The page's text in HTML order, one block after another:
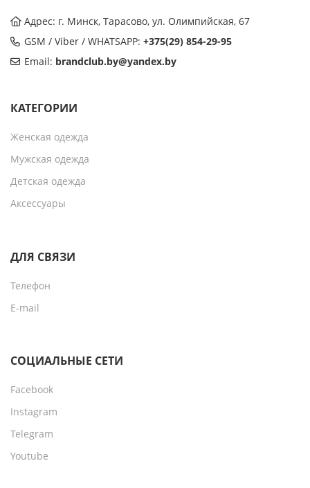
Адрес: г. Минск, Тарасово, ул. Олимпийская, 67
GSM / Viber / WHATSAPP: +375(29) 854-29-95
Email: brandclub.by@yandex.by
КАТЕГОРИИ
Женская одежда
Мужская одежда
Детская одежда
Аксессуары
ДЛЯ СВЯЗИ
Телефон
E-mail
СОЦИАЛЬНЫЕ СЕТИ
Facebook
Instagram
Telegram
Youtube